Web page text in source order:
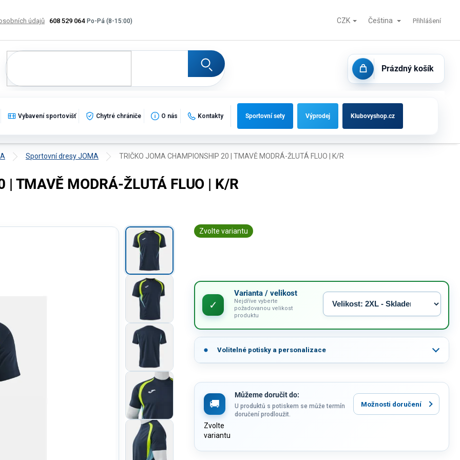
608 529 064
údajů Výměna, vrácení a reklamace zboží Fotbalové branky, střídačky a vybavení hřišť Kontakty
CZK Čeština Přihlášení
NÁKUPNÍ
KOŠÍK
Prázdný košík
Vybavení sportovišť Chytré chrániče O nás Kontakty Sportovní sety Výprodej Klubovyshop.cz
Sportovní dresy JOMA TRIČKO JOMA CHAMPIONSHIP 20 | TMAVĚ MODRÁ-ŽLUTÁ FLUO | K/R
TMAVĚ MODRÁ-ŽLUTÁ FLUO | K/R
Zvolte variantu
Varianta / velikost
Nejdříve vyberte
požadovanou velikost
produktu
Volitelné potisky a personalizace
Můžeme doručit do:
Zvolte
variantu
U produktů s potiskem se může termín
doručení prodloužit.
Možnosti doručení